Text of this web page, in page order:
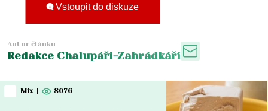
Vstoupit do diskuze
Autor článku
Redakce Chalupáři-Zahrádkáři
Mix | 8076